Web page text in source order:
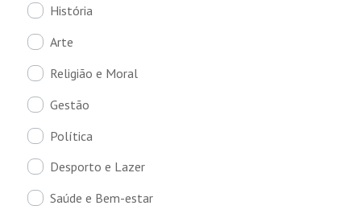
História
Arte
Religião e Moral
Gestão
Política
Desporto e Lazer
Saúde e Bem-estar